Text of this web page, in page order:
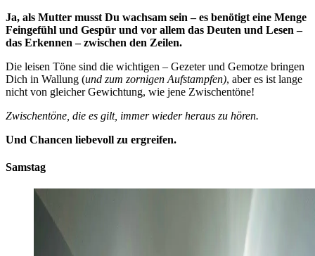
Ja, als Mutter musst Du wachsam sein – es benötigt eine Menge
Feingefühl und Gespür und vor allem das Deuten und Lesen –
das Erkennen – zwischen den Zeilen.
Die leisen Töne sind die wichtigen – Gezeter und Gemotze bringen
Dich in Wallung (und zum zornigen Aufstampfen), aber es ist lange
nicht von gleicher Gewichtung, wie jene Zwischentöne!
Zwischentöne, die es gilt, immer wieder heraus zu hören.
Und Chancen liebevoll zu ergreifen.
Samstag